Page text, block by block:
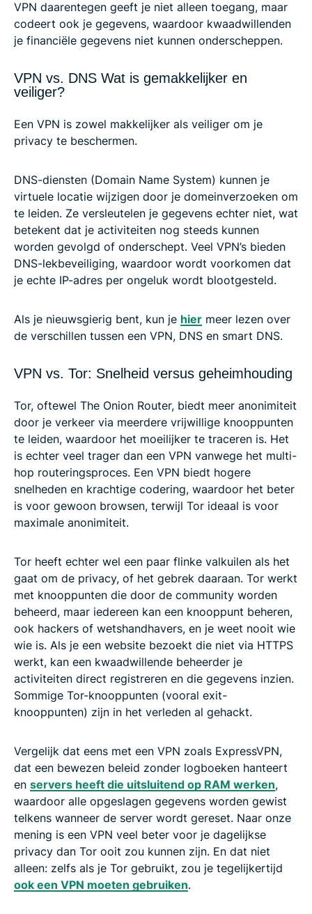
VPN daarentegen geeft je niet alleen toegang, maar
codeert ook je gegevens, waardoor kwaadwillenden
je financiële gegevens niet kunnen onderscheppen.
VPN vs. DNS Wat is gemakkelijker en
veiliger?
Een VPN is zowel makkelijker als veiliger om je
privacy te beschermen.
DNS-diensten (Domain Name System) kunnen je
virtuele locatie wijzigen door je domeinverzoeken om
te leiden. Ze versleutelen je gegevens echter niet, wat
betekent dat je activiteiten nog steeds kunnen
worden gevolgd of onderschept. Veel VPN’s bieden
DNS-lekbeveiliging, waardoor wordt voorkomen dat
je echte IP-adres per ongeluk wordt blootgesteld.
Als je nieuwsgierig bent, kun je hier meer lezen over
de verschillen tussen een VPN, DNS en smart DNS.
VPN vs. Tor: Snelheid versus geheimhouding
Tor, oftewel The Onion Router, biedt meer anonimiteit
door je verkeer via meerdere vrijwillige knooppunten
te leiden, waardoor het moeilijker te traceren is. Het
is echter veel trager dan een VPN vanwege het multi-
hop routeringsproces. Een VPN biedt hogere
snelheden en krachtige codering, waardoor het beter
is voor gewoon browsen, terwijl Tor ideaal is voor
maximale anonimiteit.
Tor heeft echter wel een paar flinke valkuilen als het
gaat om de privacy, of het gebrek daaraan. Tor werkt
met knooppunten die door de community worden
beheerd, maar iedereen kan een knooppunt beheren,
ook hackers of wetshandhavers, en je weet nooit wie
wie is. Als je een website bezoekt die niet via HTTPS
werkt, kan een kwaadwillende beheerder je
activiteiten direct registreren en die gegevens inzien.
Sommige Tor-knooppunten (vooral exit-
knooppunten) zijn in het verleden al gehackt.
Vergelijk dat eens met een VPN zoals ExpressVPN,
dat een bewezen beleid zonder logboeken hanteert
en servers heeft die uitsluitend op RAM werken,
waardoor alle opgeslagen gegevens worden gewist
telkens wanneer de server wordt gereset. Naar onze
mening is een VPN veel beter voor je dagelijkse
privacy dan Tor ooit zou kunnen zijn. En dat niet
alleen: zelfs als je Tor gebruikt, zou je tegelijkertijd
ook een VPN moeten gebruiken.